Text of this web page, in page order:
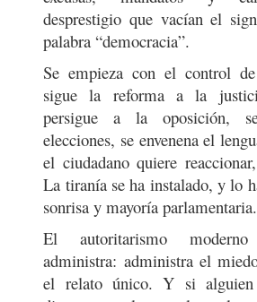
desprestigio que vacían el
palabra “democracia”.
Se empieza con el control
sigue la reforma a la
persigue a la oposición,
elecciones, se envenena el
el ciudadano quiere
La tiranía se ha instalado, y lo
sonrisa y mayoría parlamentaria.
El autoritarismo
administra: administra el
el relato único. Y si